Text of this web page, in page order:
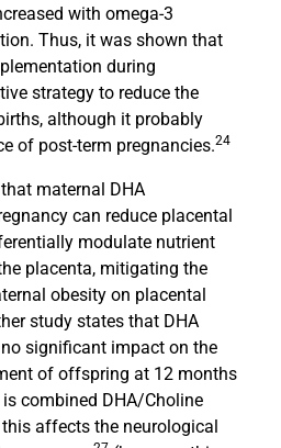
with omega-3
Thus, it was shown that
during
strategy to reduce the
although it probably
of post-term pregnancies.24
maternal DHA
can reduce placental
modulate nutrient
placenta, mitigating the
obesity on placental
study states that DHA
significant impact on the
of offspring at 12 months
is combined DHA/Choline
affects the neurological